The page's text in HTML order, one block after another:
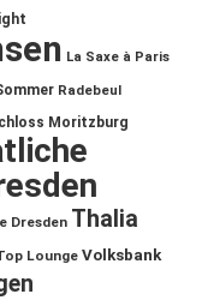
La Saxe à Paris
Radebeul
Moritzburg
Dresden Thalia
Lounge Volksbank